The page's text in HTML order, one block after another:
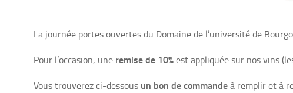
La journée portes ouvertes du Domaine de l’université de
Pour l’occasion, une remise de 10%est appliquée sur nos vins
Vous trouverez ci-dessous un bon de commandeà remplir et à